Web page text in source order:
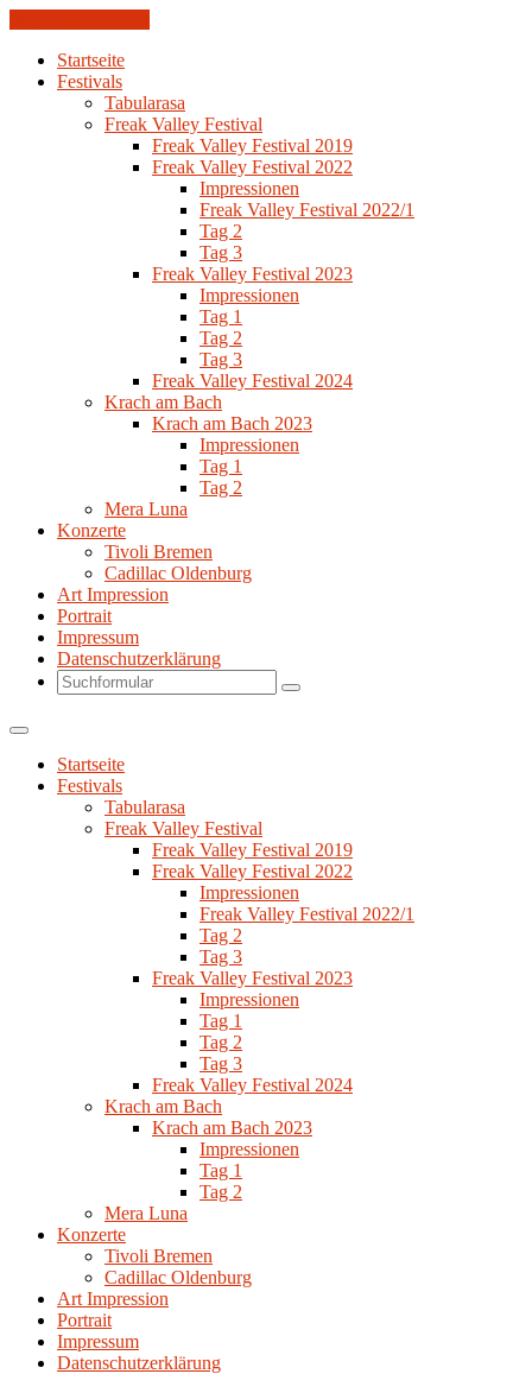
Startseite
Festivals
Tabularasa
Freak Valley Festival
Freak Valley Festival 2019
Freak Valley Festival 2022
Impressionen
Freak Valley Festival 2022/1
Tag 2
Tag 3
Freak Valley Festival 2023
Impressionen
Tag 1
Tag 2
Tag 3
Freak Valley Festival 2024
Krach am Bach
Krach am Bach 2023
Impressionen
Tag 1
Tag 2
Mera Luna
Konzerte
Tivoli Bremen
Cadillac Oldenburg
Art Impression
Portrait
Impressum
Datenschutzerklärung
Search
Startseite
Festivals
Tabularasa
Freak Valley Festival
Freak Valley Festival 2019
Freak Valley Festival 2022
Impressionen
Freak Valley Festival 2022/1
Tag 2
Tag 3
Freak Valley Festival 2023
Impressionen
Tag 1
Tag 2
Tag 3
Freak Valley Festival 2024
Krach am Bach
Krach am Bach 2023
Impressionen
Tag 1
Tag 2
Mera Luna
Konzerte
Tivoli Bremen
Cadillac Oldenburg
Art Impression
Portrait
Impressum
Datenschutzerklärung